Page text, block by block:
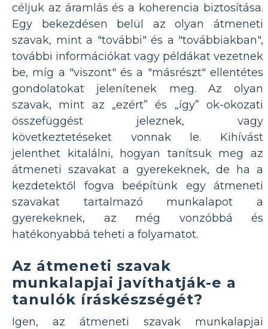
céljuk az áramlás és a koherencia biztosítása.
Egy bekezdésen belül az olyan átmeneti
szavak, mint a "további" és a "továbbiakban",
további információkat vagy példákat vezetnek
be, míg a "viszont" és a "másrészt" ellentétes
gondolatokat jelenítenek meg. Az olyan
szavak, mint az „ezért” és „így” ok-okozati
összefüggést jeleznek, vagy
következtetéseket vonnak le. Kihívást
jelenthet kitalálni, hogyan tanítsuk meg az
átmeneti szavakat a gyerekeknek, de ha a
kezdetektől fogva beépítünk egy átmeneti
szavakat tartalmazó munkalapot a
gyerekeknek, az még vonzóbbá és
hatékonyabbá teheti a folyamatot.
Az átmeneti szavak
munkalapjai javíthatják-e a
tanulók íráskészségét?
Igen, az átmeneti szavak munkalapjai